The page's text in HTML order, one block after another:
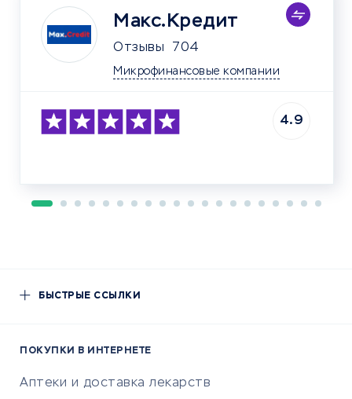
Макс.Кредит
Отзывы 704
Микрофинансовые компании
4.9
БЫСТРЫЕ ССЫЛКИ
ПОКУПКИ В ИНТЕРНЕТЕ
Аптеки и доставка лекарств